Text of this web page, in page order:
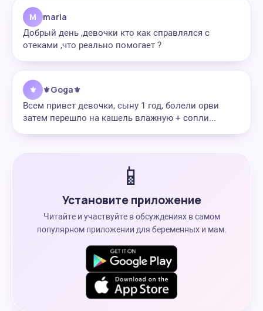
M maria
Добрый день ,девочки кто как справлялся с
отеками ,что реально помогает ?
⚜ ⚜️Goga⚜️
Всем привет девочки, сыну 1 год, болели орви
затем перешло на кашель влажную + сопли...
📱
Установите приложение
Читайте и участвуйте в обсуждениях в самом
популярном приложении для беременных и мам.